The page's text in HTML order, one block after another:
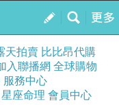
我的
訂閱
接送
天拍賣 比比昂代購
入聯播網 全球購物
服務中心
星座命理 會員中心